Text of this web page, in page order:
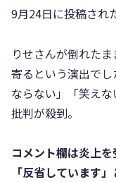
9月24日に投稿され
りせさんが倒れた
寄るという演出で
ならない」「笑え
批判が殺到。
コメント欄は炎上
「反省しています